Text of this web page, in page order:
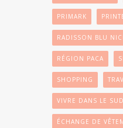
PRIMARK
RADISSON BLU
RÉGION PACA
SHOPPING
VIVRE DANS LE SUD
ÉCHANGE DE